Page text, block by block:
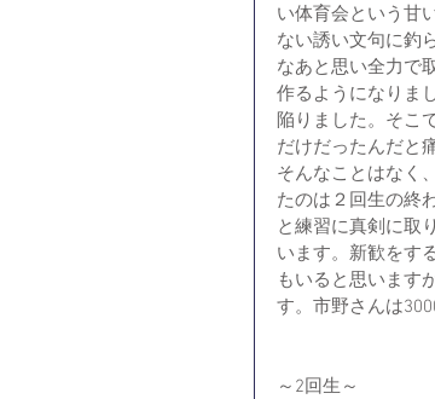
い体育会という甘
ない誘い文句に釣
なあと思い全力で
作るようになりま
陥りました。そこ
だけだったんだと
そんなことはなく
たのは２回生の終
と練習に真剣に取
います。新歓をす
もいると思います
す。市野さんは
～2回生～